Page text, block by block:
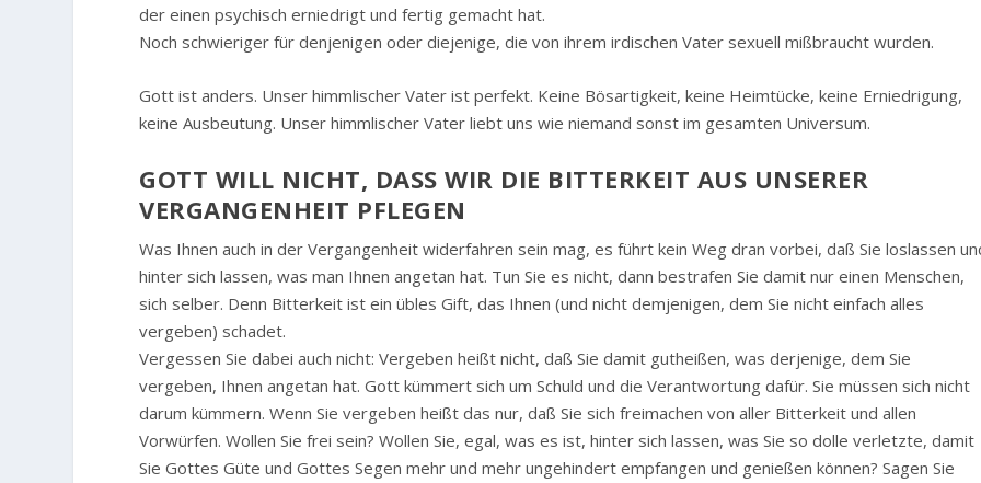
der einen psychisch erniedrigt und fertig gemacht hat.
Noch schwieriger für denjenigen oder diejenige, die von ihrem irdischen Vater sexuell mißbraucht wurden.
Gott ist anders. Unser himmlischer Vater ist perfekt. Keine Bösartigkeit, keine Heimtücke, keine Erniedrigung,
keine Ausbeutung. Unser himmlischer Vater liebt uns wie niemand sonst im gesamten Universum.
GOTT WILL NICHT, DASS WIR DIE BITTERKEIT AUS UNSERER V
ERGANGENHEIT PFLEGEN
Was Ihnen auch in der Vergangenheit widerfahren sein mag, es führt kein Weg dran vorbei, daß Sie loslassen
hinter sich lassen, was man Ihnen angetan hat. Tun Sie es nicht, dann bestrafen Sie damit nur einen Menschen,
sich selber. Denn Bitterkeit ist ein übles Gift, das Ihnen (und nicht demjenigen, dem Sie nicht einfach alles
vergeben) schadet.
Vergessen Sie dabei auch nicht: Vergeben heißt nicht, daß Sie damit gutheißen, was derjenige, dem Sie
vergeben, Ihnen angetan hat. Gott kümmert sich um Schuld und die Verantwortung dafür. Sie müssen sich nicht
darum kümmern. Wenn Sie vergeben heißt das nur, daß Sie sich freimachen von aller Bitterkeit und allen
Vorwürfen. Wollen Sie frei sein? Wollen Sie, egal, was es ist, hinter sich lassen, was Sie so dolle verletzte, damit
Sie Gottes Güte und Gottes Segen mehr und mehr ungehindert empfangen und genießen können? Sagen Sie